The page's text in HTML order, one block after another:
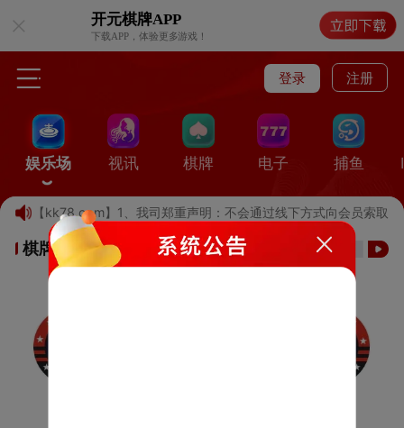
开元棋牌APP
下载APP，体验更多游戏！
登录 注册
娱乐场 视讯 棋牌 电子 捕鱼
名【kk78.com】1、我司郑重声明：不会通过线下方式向会员索取
棋牌游戏